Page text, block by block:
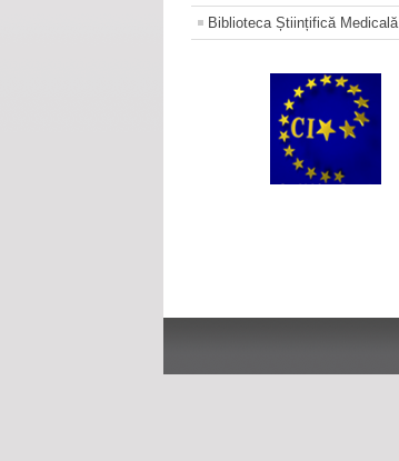
Biblioteca Științifică Medicală